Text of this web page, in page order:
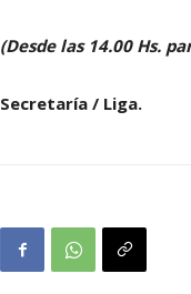
(Desde las 14.00 Hs.
Secretaría / Liga.